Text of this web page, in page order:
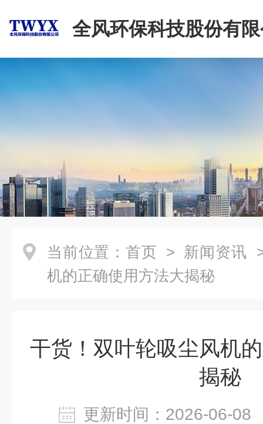
全风环保科技股份有
当前位置： 首页 > 新闻资讯
机的正确使用方法大揭秘
干货！双叶轮吸尘风机
揭秘
更新时间：2026-06-